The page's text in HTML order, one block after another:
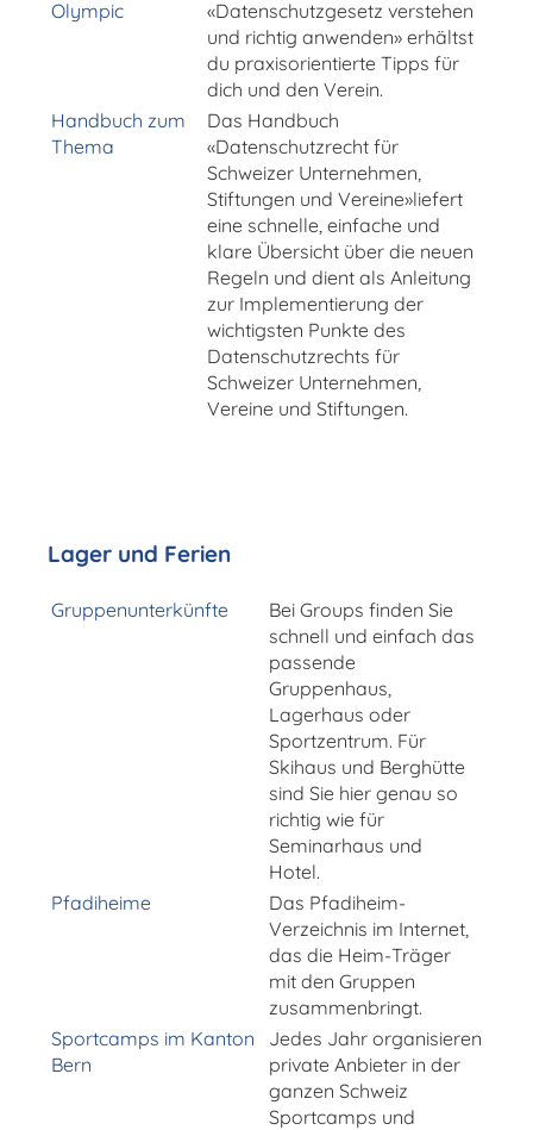
Olympic
«Datenschutzgesetz verstehen
und richtig anwenden» erhältst
du praxisorientierte Tipps für
dich und den Verein.
Handbuch zum
Thema
Das Handbuch
«Datenschutzrecht für
Schweizer Unternehmen,
Stiftungen und Vereine»liefert
eine schnelle, einfache und
klare Übersicht über die neuen
Regeln und dient als Anleitung
zur Implementierung der
wichtigsten Punkte des
Datenschutzrechts für
Schweizer Unternehmen,
Vereine und Stiftungen.
Lager und Ferien
Gruppenunterkünfte
Bei Groups finden Sie
schnell und einfach das
passende
Gruppenhaus,
Lagerhaus oder
Sportzentrum. Für
Skihaus und Berghütte
sind Sie hier genau so
richtig wie für
Seminarhaus und
Hotel.
Pfadiheime
Das Pfadiheim-
Verzeichnis im Internet,
das die Heim-Träger
mit den Gruppen
zusammenbringt.
Sportcamps im Kanton
Bern
Jedes Jahr organisieren
private Anbieter in der
ganzen Schweiz
Sportcamps und